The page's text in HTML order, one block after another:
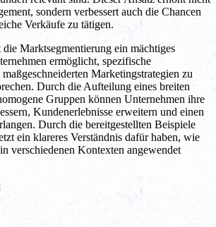
sondern verbessert auch die Chancen
Verkäufe zu tätigen.
die Marktsegmentierung ein mächtiges
ermöglicht, spezifische
Marketingstrategien zu
Durch die Aufteilung eines breiten
Gruppen können Unternehmen ihre
Kundenerlebnisse erweitern und einen
Durch die bereitgestellten Beispiele
ein klareres Verständnis dafür haben, wie
verschiedenen Kontexten angewendet